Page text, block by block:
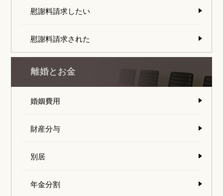
慰謝料請求したい
慰謝料請求された
離婚とお金
婚姻費用
財産分与
別居
年金分割